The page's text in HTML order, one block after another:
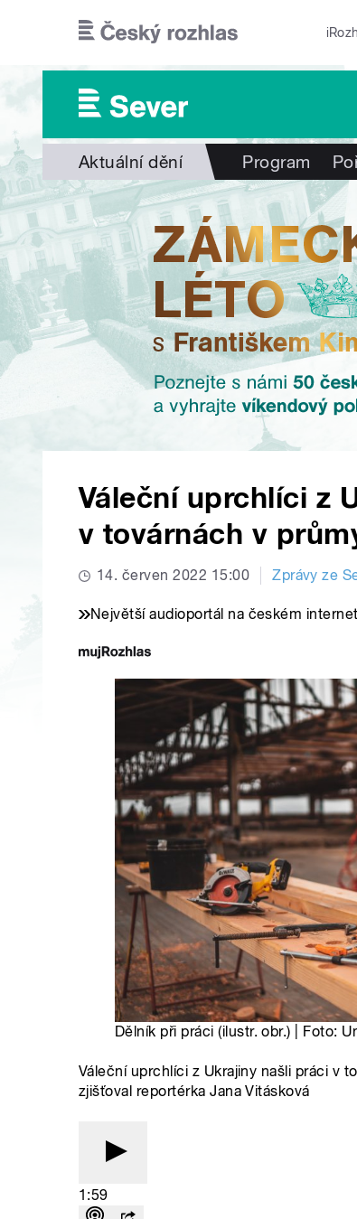
Aktuální dění Program
Váleční uprchlíci z
v továrnách v
14. červen 2022 15:00 Zprávy ze
Největší audioportál na českém
Dělník při práci (ilustr. obr.) | Foto:
Váleční uprchlíci z Ukrajiny našli práci v
zjišťoval reportérka Jana Vitásková
1:59